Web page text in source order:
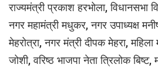
राज्यमंत्री प्रकाश हरभोला, विधानसभा
नगर महामंत्री मधुकर, नगर उपाध्यक्ष
मेहरोत्रा, नगर मंत्री दीपक मेहरा, महिला
जोशी, वरिष्ठ भाजपा नेता त्रिलोक बिष्ट,